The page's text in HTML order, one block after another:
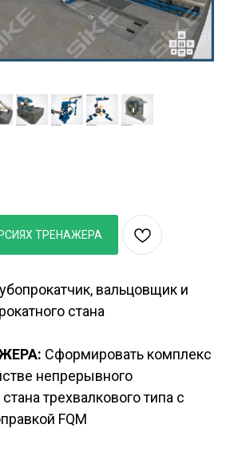
ТРЕНАЖЕРА
вальцовщик и
стана
Сформировать комплекс
непрерывного
трехвалкового типа с
FQM